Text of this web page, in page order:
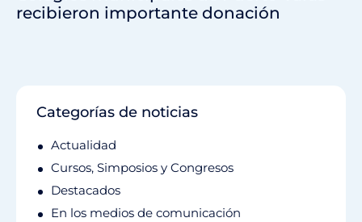
recibieron importante donación
Categorías de noticias
Actualidad
Cursos, Simposios y Congresos
Destacados
En los medios de comunicación